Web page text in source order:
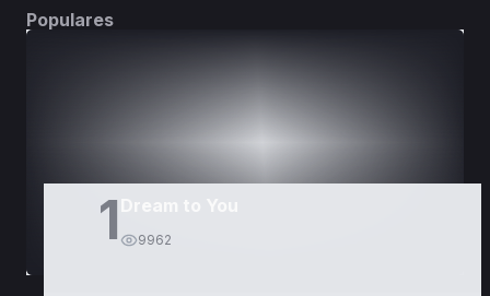
Populares
1 9962